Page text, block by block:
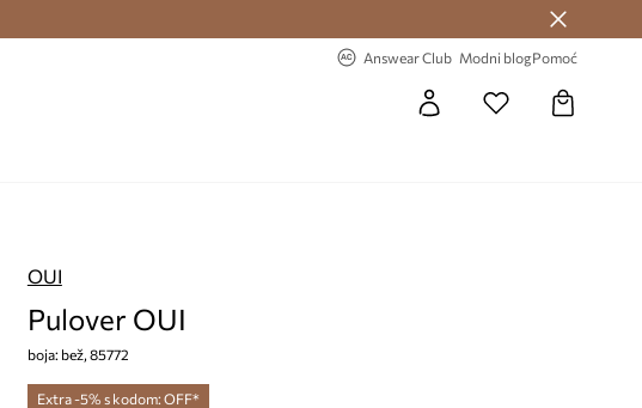
Answear Club Modni blogPomoć
OUI
Pulover OUI
boja: bež, 85772
Extra -5% s kodom: OFF*